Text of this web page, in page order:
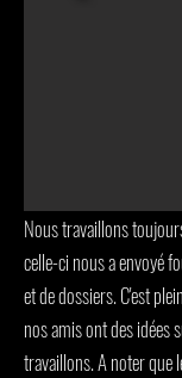
Nous travaillons
celle-ci nous a envoyé
et de dossiers. C'est
nos amis ont des idées
travaillons. A noter que